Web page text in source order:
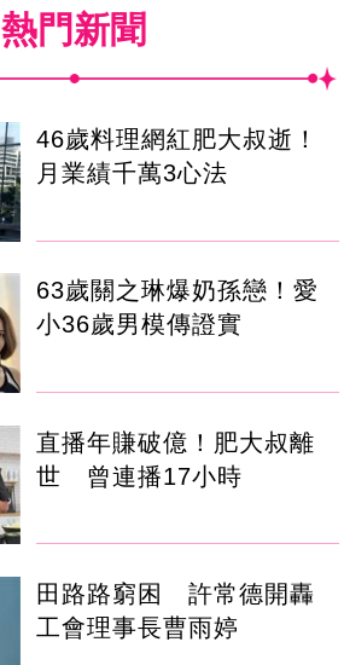
熱門新聞
46歲料理網紅肥大叔逝！
月業績千萬3心法
63歲關之琳爆奶孫戀！愛
小36歲男模傳證實
直播年賺破億！肥大叔離
世 曾連播17小時
田路路窮困 許常德開轟
工會理事長曹雨婷